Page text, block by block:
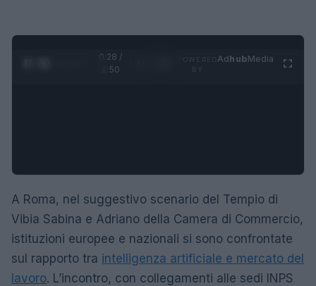
0:29 /
1:50
AdhubMedia
A Roma, nel suggestivo scenario del Tempio di
Vibia Sabina e Adriano della Camera di Commercio,
istituzioni europee e nazionali si sono confrontate
sul rapporto tra intelligenza artificiale e mercato del
lavoro. L’incontro, con collegamenti alle sedi INPS